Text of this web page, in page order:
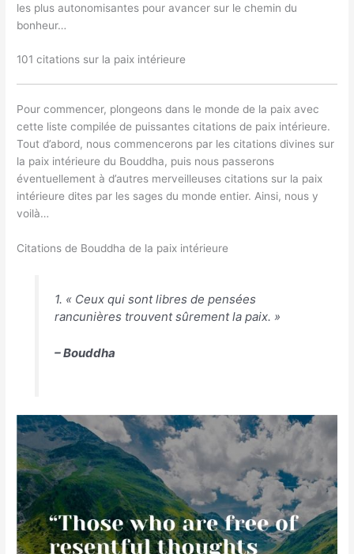
les plus autonomisantes pour avancer sur le chemin du
bonheur…
101 citations sur la paix intérieure
Pour commencer, plongeons dans le monde de la paix avec
cette liste compilée de puissantes citations de paix intérieure.
Tout d’abord, nous commencerons par les citations divines sur
la paix intérieure du Bouddha, puis nous passerons
éventuellement à d’autres merveilleuses citations sur la paix
intérieure dites par les sages du monde entier. Ainsi, nous y
voilà…
Citations de Bouddha de la paix intérieure
1. « Ceux qui sont libres de pensées
rancunières trouvent sûrement la paix. »
– Bouddha